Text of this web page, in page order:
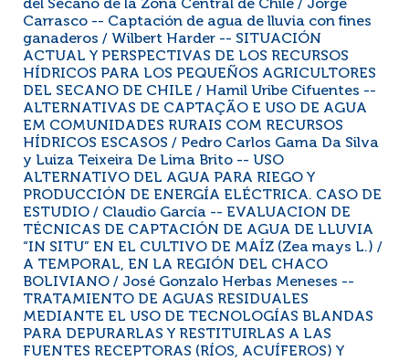
del Secano de la Zona Central de Chile / Jorge
Carrasco -- Captación de agua de lluvia con fines
ganaderos / Wilbert Harder -- SITUACIÓN
ACTUAL Y PERSPECTIVAS DE LOS RECURSOS
HÍDRICOS PARA LOS PEQUEÑOS AGRICULTORES
DEL SECANO DE CHILE / Hamil Uribe Cifuentes --
ALTERNATIVAS DE CAPTAÇÃO E USO DE AGUA
EM COMUNIDADES RURAIS COM RECURSOS
HÍDRICOS ESCASOS / Pedro Carlos Gama Da Silva
y Luiza Teixeira De Lima Brito -- USO
ALTERNATIVO DEL AGUA PARA RIEGO Y
PRODUCCIÓN DE ENERGÍA ELÉCTRICA. CASO DE
ESTUDIO / Claudio García -- EVALUACION DE
TÉCNICAS DE CAPTACIÓN DE AGUA DE LLUVIA
“IN SITU” EN EL CULTIVO DE MAÍZ (Zea mays L.) /
A TEMPORAL, EN LA REGIÓN DEL CHACO
BOLIVIANO / José Gonzalo Herbas Meneses --
TRATAMIENTO DE AGUAS RESIDUALES
MEDIANTE EL USO DE TECNOLOGÍAS BLANDAS
PARA DEPURARLAS Y RESTITUIRLAS A LAS
FUENTES RECEPTORAS (RÍOS, ACUÍFEROS) Y